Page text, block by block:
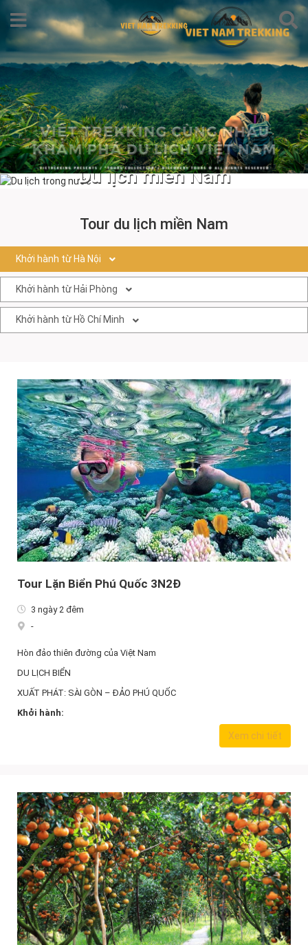
Du lịch miền Nam
Tour du lịch miền Nam
Khởi hành từ Hà Nội
Khởi hành từ Hải Phòng
Khởi hành từ Hồ Chí Minh
Tour Lặn Biển Phú Quốc 3N2Đ
3 ngày 2 đêm
-
Hòn đảo thiên đường của Việt Nam
DU LỊCH BIỂN
XUẤT PHÁT: SÀI GÒN – ĐẢO PHÚ QUỐC
Khởi hành:
Xem chi tiết